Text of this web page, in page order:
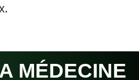
MÉDECINE